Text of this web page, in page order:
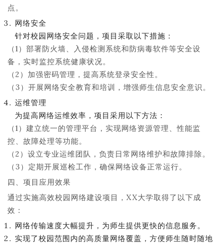
点。
网络安全
针对校园网络安全问题，项目采取以下措施：
（1）部署防火墙、入侵检测系统和防病毒软件等安全设
备，实时监控系统健康状况。
（2）加强密码管理，提高系统登录安全性。
（3）开展网络安全教育和培训，增强师生信息安全意识。
运维管理
为提高网络运维效率，项目采用以下方法：
（1）建立统一的管理平台，实现网络资源管理、性能监
控、故障处理等功能。
（2）设立专业运维团队，负责日常网络维护和故障排除。
（3）定期开展巡检工作，确保网络设备正常运行。
四、项目应用效果
通过实施高效校园网络建设项目，XX大学取得了以下成
效：
网络传输速度大幅提升，为师生提供更快的信息服务。
实现了校园范围内的高质量网络覆盖，方便师生随时随地